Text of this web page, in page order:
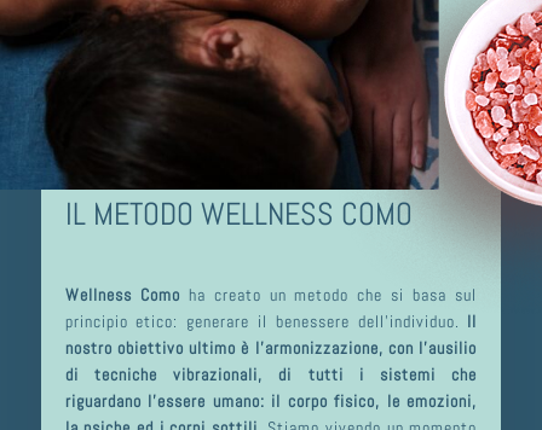
IL METODO WELLNESS COMO
Wellness Como ha creato un metodo che si basa sul
principio etico: generare il benessere dell’individuo. Il
nostro obiettivo ultimo è l’armonizzazione, con l’ausilio
di tecniche vibrazionali, di tutti i sistemi che
riguardano l’essere umano: il corpo fisico, le emozioni,